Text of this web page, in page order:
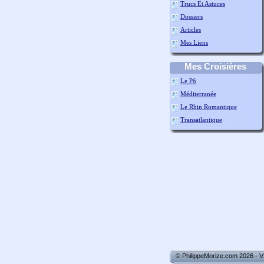
Trucs Et Astuces
Dossiers
Articles
Mes Liens
Mes Croisières
Le Pô
Méditerranée
Le Rhin Romantique
Transatlantique
© PhilippeMorize.com 2026 -